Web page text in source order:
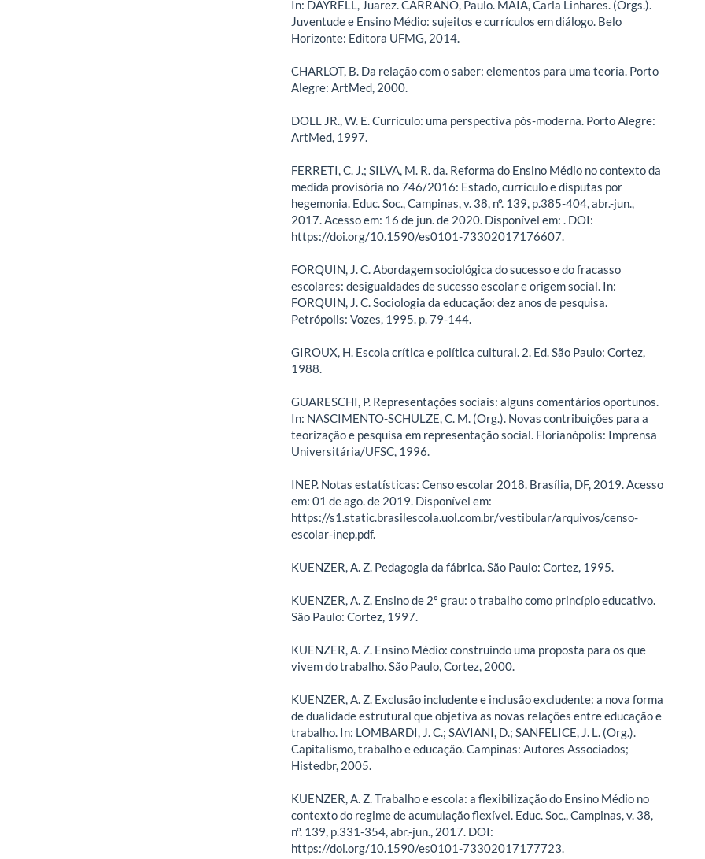
In: DAYRELL, Juarez. CARRANO, Paulo. MAIA, Carla Linhares. (Orgs.).
Juventude e Ensino Médio: sujeitos e currículos em diálogo. Belo
Horizonte: Editora UFMG, 2014.
CHARLOT, B. Da relação com o saber: elementos para uma teoria. Porto
Alegre: ArtMed, 2000.
DOLL JR., W. E. Currículo: uma perspectiva pós-moderna. Porto Alegre:
ArtMed, 1997.
FERRETI, C. J.; SILVA, M. R. da. Reforma do Ensino Médio no contexto da
medida provisória no 746/2016: Estado, currículo e disputas por
hegemonia. Educ. Soc., Campinas, v. 38, nº. 139, p.385-404, abr.-jun.,
2017. Acesso em: 16 de jun. de 2020. Disponível em:
. DOI:
https://doi.org/10.1590/es0101-73302017176607.
FORQUIN, J. C. Abordagem sociológica do sucesso e do fracasso
escolares: desigualdades de sucesso escolar e origem social. In:
FORQUIN, J. C. Sociologia da educação: dez anos de pesquisa.
Petrópolis: Vozes, 1995. p. 79-144.
GIROUX, H. Escola crítica e política cultural. 2. Ed. São Paulo: Cortez,
1988.
GUARESCHI, P. Representações sociais: alguns comentários oportunos.
In: NASCIMENTO-SCHULZE, C. M. (Org.). Novas contribuições para a
teorização e pesquisa em representação social. Florianópolis: Imprensa
Universitária/UFSC, 1996.
INEP. Notas estatísticas: Censo escolar 2018. Brasília, DF, 2019. Acesso
em: 01 de ago. de 2019. Disponível em:
https://s1.static.brasilescola.uol.com.br/vestibular/arquivos/censo-
escolar-inep.pdf.
KUENZER, A. Z. Pedagogia da fábrica. São Paulo: Cortez, 1995.
KUENZER, A. Z. Ensino de 2º grau: o trabalho como princípio educativo.
São Paulo: Cortez, 1997.
KUENZER, A. Z. Ensino Médio: construindo uma proposta para os que
vivem do trabalho. São Paulo, Cortez, 2000.
KUENZER, A. Z. Exclusão includente e inclusão excludente: a nova forma
de dualidade estrutural que objetiva as novas relações entre educação e
trabalho. In: LOMBARDI, J. C.; SAVIANI, D.; SANFELICE, J. L. (Org.).
Capitalismo, trabalho e educação. Campinas: Autores Associados;
Histedbr, 2005.
KUENZER, A. Z. Trabalho e escola: a flexibilização do Ensino Médio no
contexto do regime de acumulação flexível. Educ. Soc., Campinas, v. 38,
nº. 139, p.331-354, abr.-jun., 2017. DOI:
https://doi.org/10.1590/es0101-73302017177723.